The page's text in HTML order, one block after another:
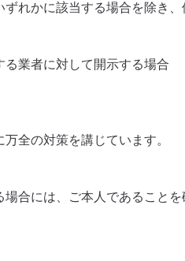
れかに該当する場合を除き
る業者に対して開示する場合
全の対策を講じています。
合には、ご本人であること